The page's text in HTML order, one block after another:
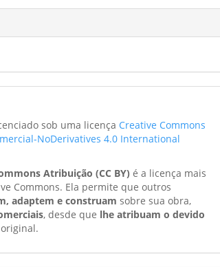
sob uma licença Creative Commons
NoDerivatives 4.0 International
Atribuição (CC BY) é a licença mais
Commons. Ela permite que outros
adaptem e construam sobre sua obra,
, desde que lhe atribuam o devido